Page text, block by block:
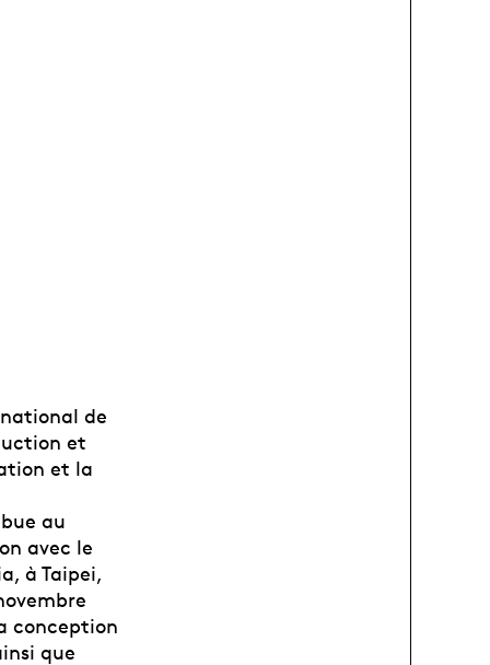
de
et
et la
au
avec le
à Taipei,
conception
que